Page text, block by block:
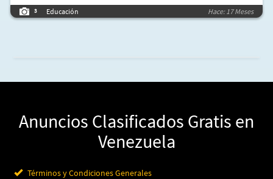
3 Educación Hace: 17 Meses
Anuncios Clasificados Gratis en
Venezuela
Términos y Condiciones Generales